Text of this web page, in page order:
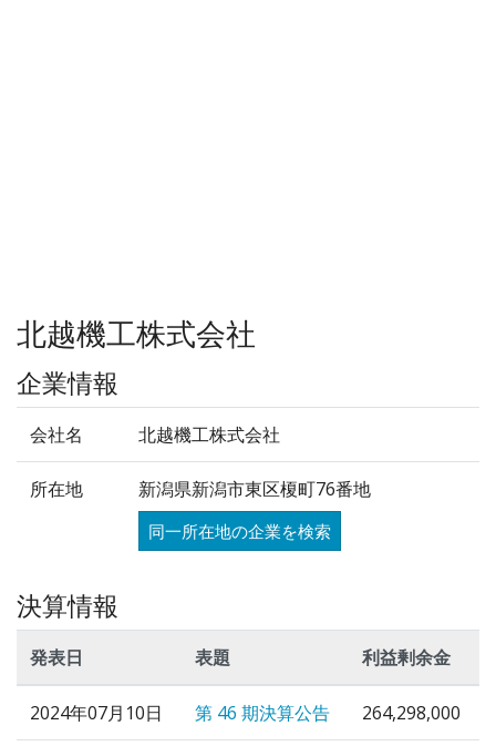
北越機工株式会社
企業情報
会社名 北越機工株式会社
所在地 新潟県新潟市東区榎町76番地
同一所在地の企業を検索
決算情報
発表日 表題 利益剰余金
2024年07月10日 第 46 期決算公告 264,298,000